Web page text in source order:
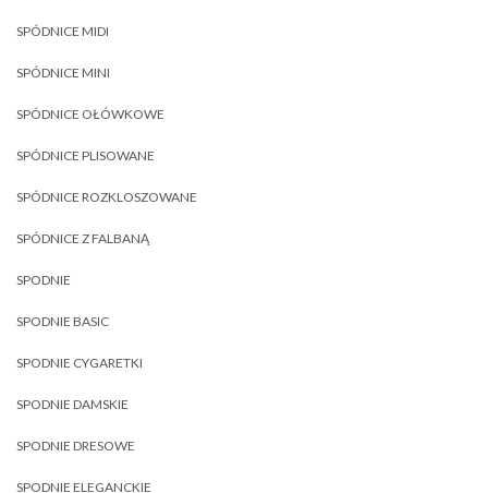
SPÓDNICE MIDI
SPÓDNICE MINI
SPÓDNICE OŁÓWKOWE
SPÓDNICE PLISOWANE
SPÓDNICE ROZKLOSZOWANE
SPÓDNICE Z FALBANĄ
SPODNIE
SPODNIE BASIC
SPODNIE CYGARETKI
SPODNIE DAMSKIE
SPODNIE DRESOWE
SPODNIE ELEGANCKIE